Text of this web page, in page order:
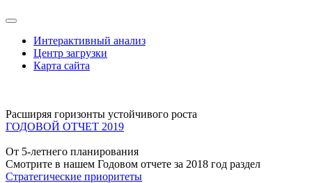
Интерактивный анализ
Центр загрузки
Карта сайта
Расширяя горизонты устойчивого роста
ГОДОВОЙ ОТЧЕТ 2019
От 5-летнего планирования
Смотрите в нашем Годовом отчете за 2018 год раздел
Стратегические приоритеты